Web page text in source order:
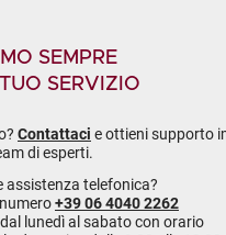
SEMPRE
SERVIZIO
Contattaci e ottieni supporto
di esperti.
assistenza telefonica?
+39 06 4040 2262
lunedì al sabato con orario